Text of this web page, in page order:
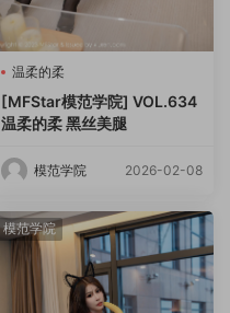
温柔的柔
[MFStar模范学院] VOL.634
温柔的柔 黑丝美腿
模范学院 2026-02-08
模范学院